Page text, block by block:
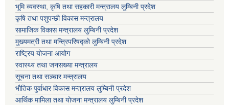
भूमि व्यवस्था, कृषि तथा सहकारी मन्त्रालय लुम्बिनी प्रदेश
कृषि तथा पशुपन्छी विकास मन्त्रालय
सामाजिक विकास मन्त्रालय लुम्बिनी प्रदेश
मुख्यमत्री तथा मन्त्रिपरिषद्काे लुम्बिनी प्रदेश
राष्ट्रिय योजना आयोग
स्वास्थ्य तथा जनसख्या मन्त्रालय
सूचना तथा सञ्चार मन्त्रालय
भाैतिक पुर्वाधार विकास मन्त्रालय लुम्बिनी प्रदेश
आर्थिक मामिला तथा योजना मन्त्रालय लुम्बिनी प्रदेश